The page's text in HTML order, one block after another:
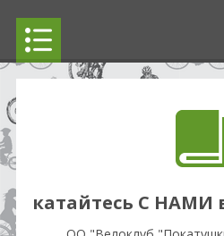
катайтесь С НАМИ